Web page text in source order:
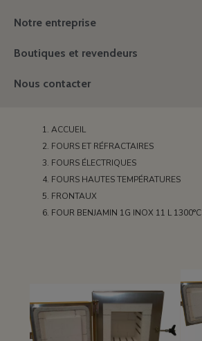
Notre entreprise
Boutiques et revendeurs
Nous contacter
ACCUEIL
FOURS ET RÉFRACTAIRES
FOURS ÉLECTRIQUES
FOURS HAUTES TEMPÉRATURES
FRONTAUX
FOUR BENJAMIN 1G INOX 11 L 1300°C